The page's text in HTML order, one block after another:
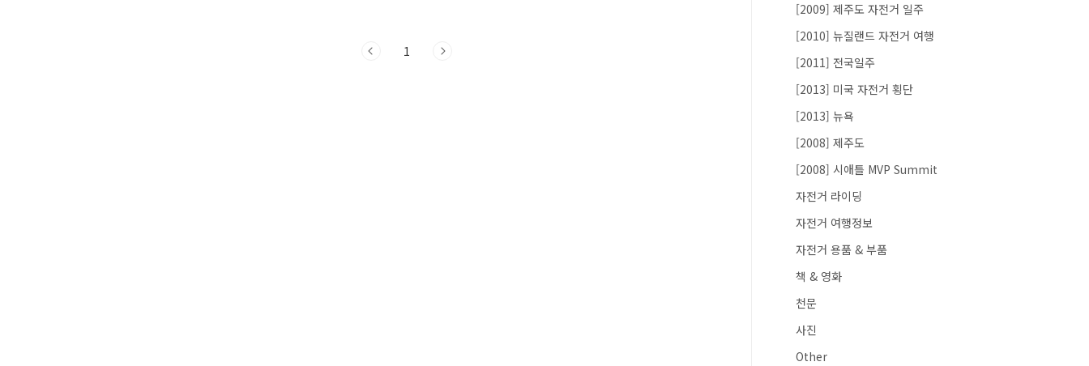
목항 ~ 대천항 / 대천항 ~ 대천해수욕장
1
[2009] 제주도 자전거 일주
[2010] 뉴질랜드 자전거 여행
[2011] 전국일주
[2013] 미국 자전거 횡단
[2013] 뉴욕
[2008] 제주도
[2008] 시애틀 MVP Summit
자전거 라이딩
자전거 여행정보
자전거 용품 & 부품
책 & 영화
천문
사진
Other